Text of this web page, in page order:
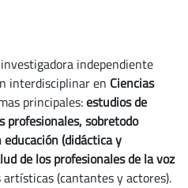
independiente
interdisciplinar en Ciencias
principales:estudios de
profesionales, sobretodo
(didáctica y
de los profesionales de la voz
(cantantes y actores).